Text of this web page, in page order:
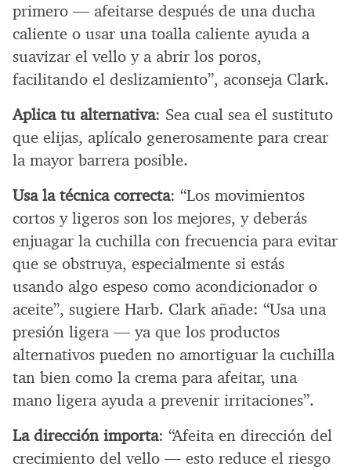
primero — afeitarse después de una ducha
caliente o usar una toalla caliente ayuda a
suavizar el vello y a abrir los poros,
facilitando el deslizamiento”, aconseja Clark.
Aplica tu alternativa: Sea cual sea el sustituto
que elijas, aplícalo generosamente para crear
la mayor barrera posible.
Usa la técnica correcta: “Los movimientos
cortos y ligeros son los mejores, y deberás
enjuagar la cuchilla con frecuencia para evitar
que se obstruya, especialmente si estás
usando algo espeso como acondicionador o
aceite”, sugiere Harb. Clark añade: “Usa una
presión ligera — ya que los productos
alternativos pueden no amortiguar la cuchilla
tan bien como la crema para afeitar, una
mano ligera ayuda a prevenir irritaciones”.
La dirección importa: “Afeita en dirección del
crecimiento del vello — esto reduce el riesgo